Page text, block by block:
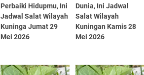
Perbaiki Hidupmu, Ini
Jadwal Salat Wilayah
Kuninga Jumat 29
Mei 2026
Dunia, Ini Jadwal
Salat Wilayah
Kuningan Kamis 28
Mei 2026